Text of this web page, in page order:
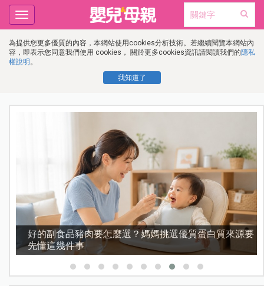
為提供您更多優質的內容，本網站使用cookies分析技術。若繼續閱覽本網站內
容，即表示您同意我們使用 cookies， 關於更多cookies資訊請閱讀我們的隱私
權說明 。
我知道了
Toggle
navigation
好的副食品豬肉要怎麼選？媽媽挑選優質蛋白質來源要
先懂這幾件事